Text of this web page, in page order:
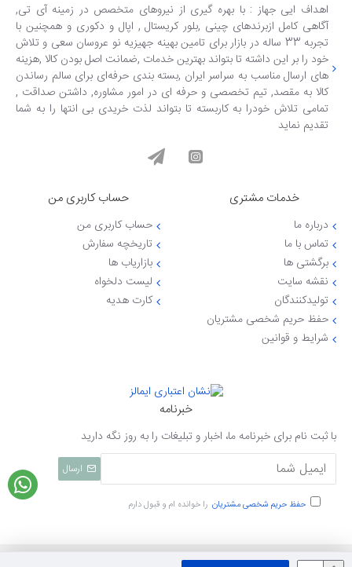
اهداف ایی جهاز : با بهره گیری از نیروهای متخصص در زمینه آی تی,
آگاهی کامل ازبرندهای چینی ,بلور کریستال , اپال و دکوری و همچنین با
تجربه 33 ساله در بازار برای تامین بهینه جهیزیه نو عروسان سعی و تلاش
خود را بر این داشته تا بتواند بهترین خدمات ,ضمانت اصل بودن کالا ,هزینه
های ارسال مناسب به سراسر ایران ,بسته بندی حرفه‌ای برای سالم رساندن
کالا به مقصد, تیم تخصصی و حرفه ای در امور مشاوره, داشتن صداقت ,
تمامی تلاش خودرا به کاربسته تا بتواند لذت خریدی بی انتها را به شما
تقدیم نماید
خدمات مشتری
درباره ما
تماس با ما
برگشتی ها
نقشه سایت
تولیدکنندگان
حفظ حریم شخصی مشتریان
شرایط و قوانین
حساب کاربری من
حساب کاربری من
تاریخچه سفارش
بازاریاب ها
لیست دلخواه
کارت هدیه
خبرنامه
با ثبت نام برای خبرنامه ما، اخبار و تبلیغات را به روز نگه دارید
ارسال
حفظ حریم شخصی مشتریان را خوانده ام و قبول دارم